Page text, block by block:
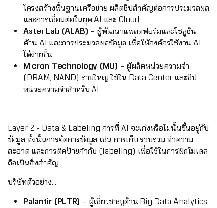
โครงสร้างพื้นฐานเครือข่าย ผลิตชิปสำคัญต่อการประมวลผล
และการเชื่อมต่อในยุค AI และ Cloud
Aster Lab (ALAB) – ผู้พัฒนาแพลตฟอร์มและโซลูชัน
ด้าน AI และการประมวลผลข้อมูล เพื่อให้องค์กรใช้งาน AI
ได้ง่ายขึ้น
Micron Technology (MU) – ผู้ผลิตหน่วยความจำ
(DRAM, NAND) รายใหญ่ ใช้ใน Data Center และชิป
หน่วยความจำสำหรับ AI
Layer 2 - Data & Labeling การที่ AI จะเก่งหรือไม่นั้นขึ้นอยู่กับ
ข้อมูล ทั้งนั้นการจัดการข้อมูล เช่น การเก็บ รวบรวม ทำความ
สะอาด และการติดป้ายกำกับ (labeling) เพื่อใช้ในการฝึกโมเดล
ถือเป็นสิ่งสำคัญ
บริษัทตัวอย่าง...
Palantir (PLTR) – ผู้เชี่ยวชาญด้าน Big Data Analytics